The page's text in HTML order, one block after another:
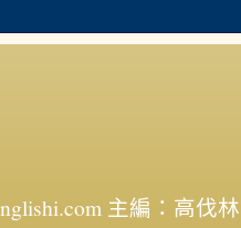
主編：高伐林